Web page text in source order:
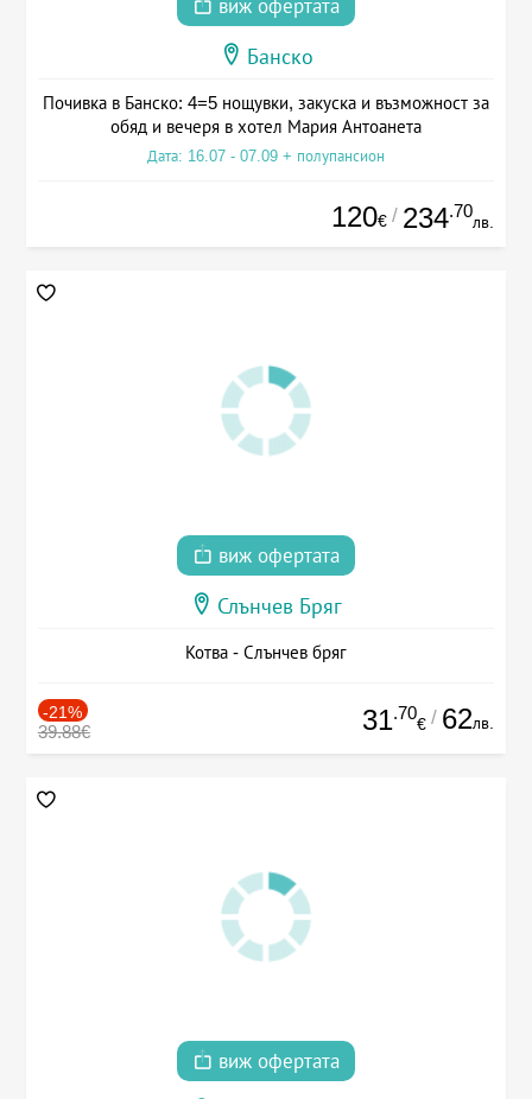
виж офертата
Банско
Почивка в Банско: 4=5 нощувки, закуска и възможност за
обяд и вечеря в хотел Мария Антоанета
Дата: 16.07 - 07.09 + полупансион
120€ / 234.70
лв.
виж офертата
Слънчев Бряг
Котва - Слънчев бряг
-21%
39.88€ 31.70
€ / 62лв.
виж офертата